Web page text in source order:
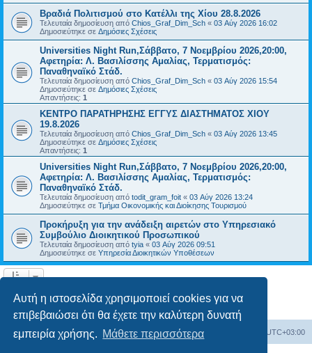
Αυτή η ιστοσελίδα χρησιμοποιεί cookies για να
επιβεβαιώσει ότι θα έχετε την καλύτερη δυνατή
εμπειρία χρήσης. Μάθετε περισσότερα
Βραδιά Πολιτισμού στο Κατέλλι της Χίου 28.8.2026
Τελευταία δημοσίευση από Chios_Graf_Dim_Sch « 03 Αύγ 2026 16:02
Δημοσιεύτηκε σε Δημόσιες Σχέσεις
Universities Night Run,Σάββατο, 7 Νοεμβρίου 2026,20:00,
Αφετηρία: Λ. Βασιλίσσης Αμαλίας, Τερματισμός:
Παναθηναϊκό Στάδ.
Τελευταία δημοσίευση από Chios_Graf_Dim_Sch « 03 Αύγ 2026 15:54
Δημοσιεύτηκε σε Δημόσιες Σχέσεις
Απαντήσεις: 1
ΚΕΝΤΡΟ ΠΑΡΑΤΗΡΗΣΗΣ ΕΓΓΥΣ ΔΙΑΣΤΗΜΑΤΟΣ ΧΙΟΥ
19.8.2026
Τελευταία δημοσίευση από Chios_Graf_Dim_Sch « 03 Αύγ 2026 13:45
Δημοσιεύτηκε σε Δημόσιες Σχέσεις
Απαντήσεις: 1
Universities Night Run,Σάββατο, 7 Νοεμβρίου 2026,20:00,
Αφετηρία: Λ. Βασιλίσσης Αμαλίας, Τερματισμός:
Παναθηναϊκό Στάδ.
Τελευταία δημοσίευση από todit_gram_foit « 03 Αύγ 2026 13:24
Δημοσιεύτηκε σε Τμήμα Οικονομικής και Διοίκησης Τουρισμού
Προκήρυξη για την ανάδειξη αιρετών στο Υπηρεσιακό
Συμβούλιο Διοικητικού Προσωπικού
Τελευταία δημοσίευση από tyia « 03 Αύγ 2026 09:51
Δημοσιεύτηκε σε Υπηρεσία Διοικητικών Υποθέσεων
Board Όλοι οι χρόνοι είναι UTC+03:00
Διαγραφή cookies